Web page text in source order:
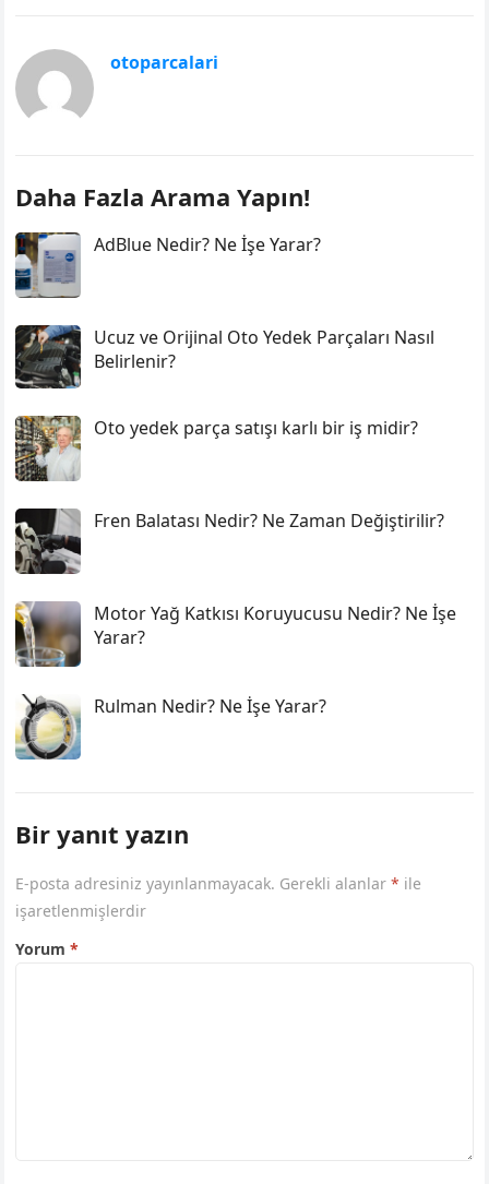
otoparcalari
Daha Fazla Arama Yapın!
AdBlue Nedir? Ne İşe Yarar?
Ucuz ve Orijinal Oto Yedek Parçaları Nasıl
Belirlenir?
Oto yedek parça satışı karlı bir iş midir?
Fren Balatası Nedir? Ne Zaman Değiştirilir?
Motor Yağ Katkısı Koruyucusu Nedir? Ne İşe
Yarar?
Rulman Nedir? Ne İşe Yarar?
Bir yanıt yazın
E-posta adresiniz yayınlanmayacak. Gerekli alanlar* ile
işaretlenmişlerdir
Yorum*